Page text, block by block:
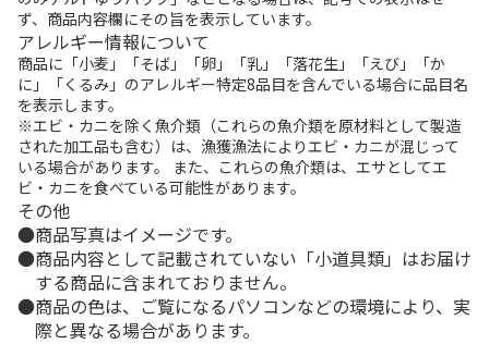
ず、商品内容欄にその旨を表示しています。
アレルギー情報について
商品に「小麦」「そば」「卵」「乳」「落花生」「えび」「か
に」「くるみ」のアレルギー特定8品目を含んでいる場合に品目名
を表示します。
※エビ・カニを除く魚介類（これらの魚介類を原材料として製造
された加工品も含む）は、漁獲漁法によりエビ・カニが混じって
いる場合があります。 また、これらの魚介類は、エサとしてエ
ビ・カニを食べている可能性があります。
その他
商品写真はイメージです。
商品内容として記載されていない「小道具類」はお届け
する商品に含まれておりません。
商品の色は、ご覧になるパソコンなどの環境により、実
際と異なる場合があります。